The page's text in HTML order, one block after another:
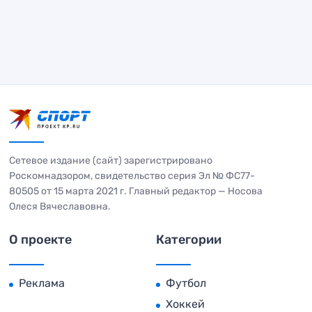
Сетевое издание (сайт) зарегистрировано
Роскомнадзором, свидетельство серия Эл № ФС77-
80505 от 15 марта 2021 г. Главный редактор — Носова
Олеся Вячеславовна.
О проекте
Реклама
Категории
Футбол
Хоккей